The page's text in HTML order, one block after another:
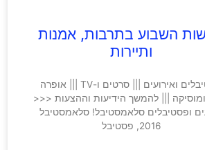
השבוע בתרבות, אמנות
ותיירות
פסטיבלים ואירועים ||| סרטים ו-TV ||| אופרה
||| להמשך הידיעות וההצעות <<<
ופסטיבלים סלאמסטיבל! סלאמסטיבל
2016, פסטיבל